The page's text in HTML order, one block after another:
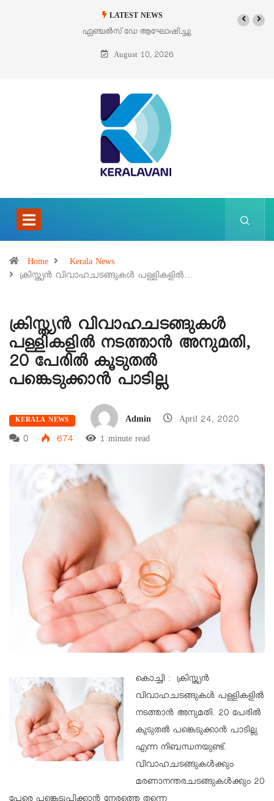
LATEST NEWS
ഏഞ്ചൽസ് ഡേ ആഘോഷിച്ചു ഓഗസ്റ്റ് 9 – വിശുദ്ധ തെരേസ
ബെനഡിക്ട ഓഫ് ദ ക്രോസ്
August 10, 2026
Home
Kerala News
ക്രിസ്ത്യന്‍ വിവാഹചടങ്ങുകള്‍ പള്ളികളില്‍…
ക്രിസ്ത്യന്‍ വിവാഹചടങ്ങുകള്‍
പള്ളികളില്‍ നടത്താന്‍ അനുമതി,
20 പേരില്‍ കൂടുതല്‍
പങ്കെടുക്കാന്‍ പാടില്ല
KERALA NEWS Admin
April 24, 2020
0
674 1 minute read
കൊച്ചി : ക്രിസ്ത്യന്‍
വിവാഹചടങ്ങുകള്‍ പള്ളികളില്‍
നടത്താന്‍ അനുമതി. 20 പേരില്‍
കൂടുതല്‍ പങ്കെടുക്കാന്‍ പാടില്ല
എന്ന നിബന്ധനയുണ്ട്.
വിവാഹചടങ്ങുകള്‍ക്കും
മരണാനന്തരചടങ്ങുകള്‍ക്കും 20